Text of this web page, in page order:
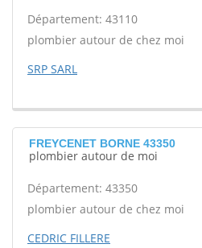
Département: 43110
plombier autour de chez moi
SRP SARL
FREYCENET BORNE 43350
plombier autour de moi
Département: 43350
plombier autour de chez moi
CEDRIC FILLERE